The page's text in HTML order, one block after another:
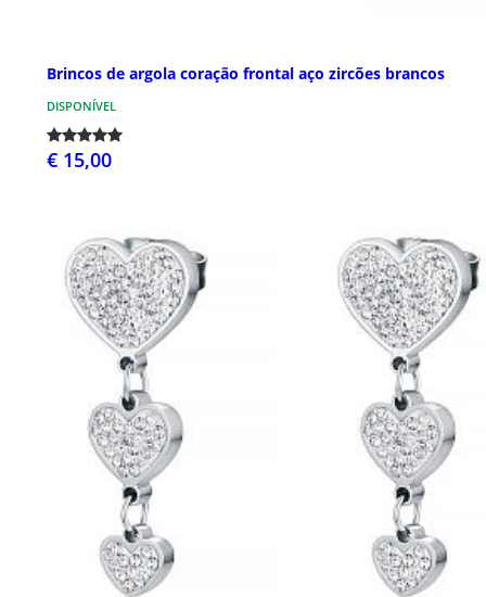
Brincos de argola coração frontal aço zircões brancos
DISPONÍVEL
€ 15,00